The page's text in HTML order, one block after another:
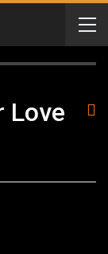
Love